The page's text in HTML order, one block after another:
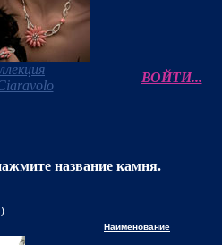
ВОЙТИ...
название камня.
Наименование